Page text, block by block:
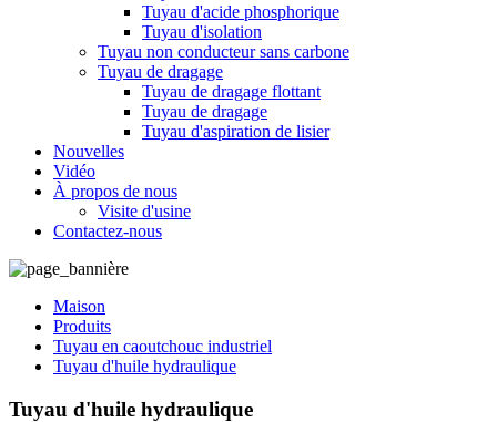
Tuyau d'acide phosphorique
Tuyau d'isolation
Tuyau non conducteur sans carbone
Tuyau de dragage
Tuyau de dragage flottant
Tuyau de dragage
Tuyau d'aspiration de lisier
Nouvelles
Vidéo
À propos de nous
Visite d'usine
Contactez-nous
Maison
Produits
Tuyau en caoutchouc industriel
Tuyau d'huile hydraulique
Tuyau d'huile hydraulique